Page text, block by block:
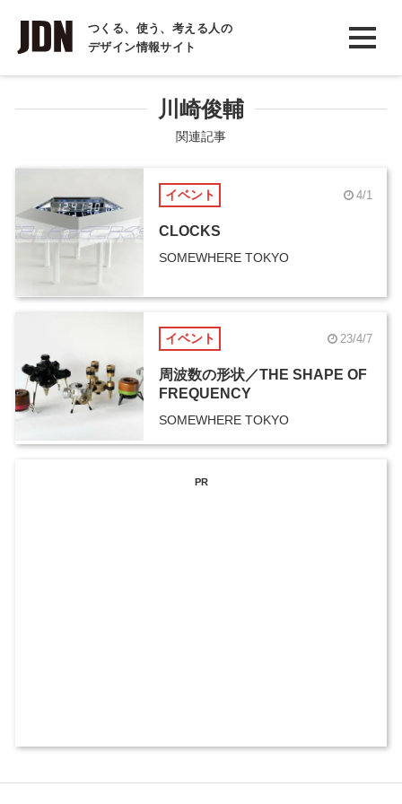
つくる、使う、考える人の
デザイン情報サイト
INTERVIEW
インタビュー
COLUMN
コラム
川崎俊輔
関連記事
イベント 4/1
CLOCKS
SOMEWHERE TOKYO
イベント 23/4/7
周波数の形状／THE SHAPE OF
FREQUENCY
SOMEWHERE TOKYO
PR